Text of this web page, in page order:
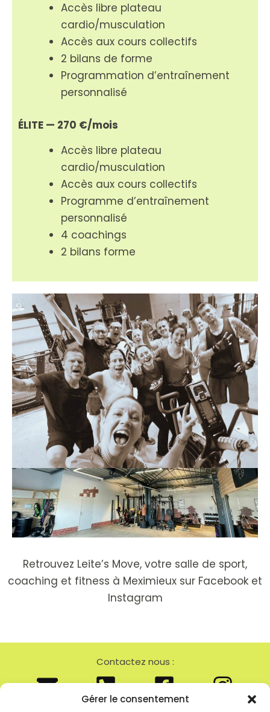
Gérer le consentement
Accès libre plateau
cardio/musculation
Accès aux cours collectifs
2 bilans de forme
Programmation d’entraînement
personnalisé
ÉLITE — 270 €/mois
Accès libre plateau
cardio/musculation
Accès aux cours collectifs
Programme d’entraînement
personnalisé
4 coachings
2 bilans forme
Retrouvez Leite’s Move, votre salle de sport,
coaching et fitness à Meximieux sur Facebook et
Instagram
Contactez nous :